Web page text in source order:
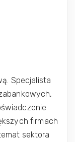
Specjalista
firmach
sektora